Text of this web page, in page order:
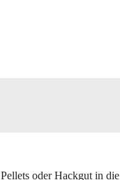
oder Hackgut in die